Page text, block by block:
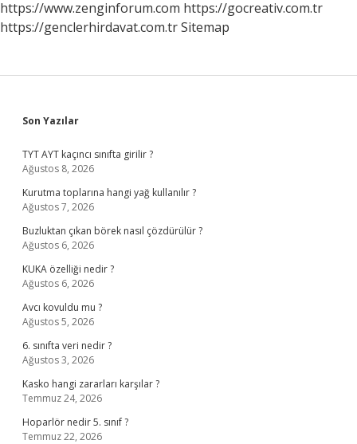
https://www.zenginforum.com https://gocreativ.com.tr
https://genclerhirdavat.com.trSitemap
Sidebar
Son Yazılar
TYT AYT kaçıncı sınıfta girilir ?
Ağustos 8, 2026
Kurutma toplarına hangi yağ kullanılır ?
Ağustos 7, 2026
Buzluktan çıkan börek nasıl çözdürülür ?
Ağustos 6, 2026
KUKA özelliği nedir ?
Ağustos 6, 2026
Avcı kovuldu mu ?
Ağustos 5, 2026
6. sınıfta veri nedir ?
Ağustos 3, 2026
Kasko hangi zararları karşılar ?
Temmuz 24, 2026
Hoparlör nedir 5. sınıf ?
Temmuz 22, 2026